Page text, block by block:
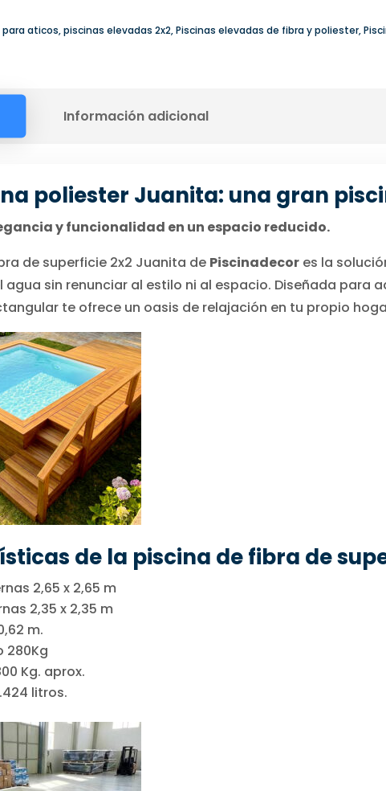
para aticos,piscinas elevadas 2x2,Piscinas elevadas de fibra y poliester,
Información adicional
poliester Juanita: una gran
y funcionalidad en un espacio reducido.
de superficie 2x2 Juanita de Piscinadecor es la
agua sin renunciar al estilo ni al espacio. Diseñada para
te ofrece un oasis de relajación en tu propio
de la piscina de fibra de
2,65 x 2,65 m
2,35 x 2,35 m
m.
280Kg
Kg. aprox.
litros.